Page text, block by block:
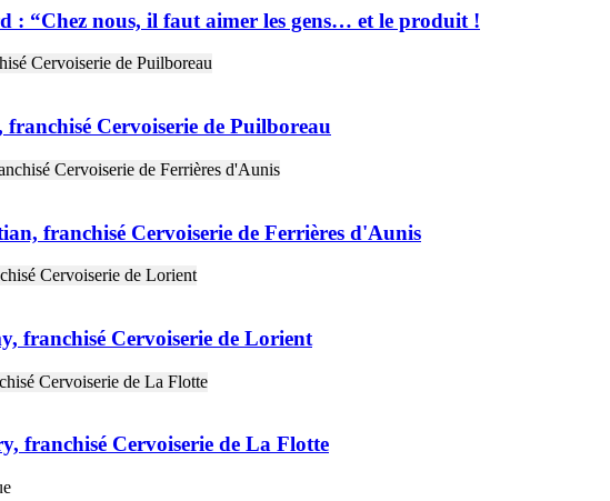
: “Chez nous, il faut aimer les gens… et le produit !
Cervoiserie de Puilboreau
franchisé Cervoiserie de Ferrières d'Aunis
franchisé Cervoiserie de Lorient
franchisé Cervoiserie de La Flotte